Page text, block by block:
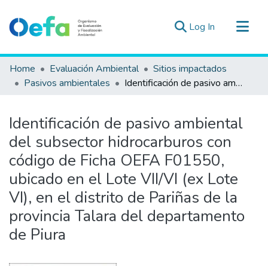
Log In (current)
Communities & Collections
All of DSpace
Estad. Externas
Guias ▾
Home Evaluación Ambiental
Sitios impactados
Pasivos ambientales
Identificación de pasivo ambiental del subsector hidrocarburos con código de Ficha OEFA F01550, ubicado en el Lote VII/VI (ex Lote VI), en el distrito de Pariñas de la provincia Talara del departamento de Piura
Identificación de pasivo ambiental
del subsector hidrocarburos con
código de Ficha OEFA F01550,
ubicado en el Lote VII/VI (ex Lote
VI), en el distrito de Pariñas de la
provincia Talara del departamento
de Piura